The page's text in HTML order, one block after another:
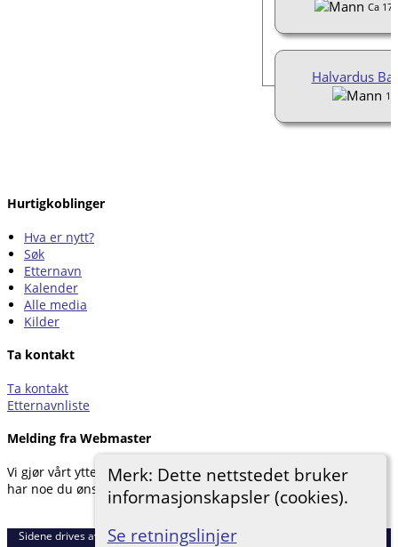
Merk: Dette nettstedet bruker
informasjonskapsler (cookies).
Se retningslinjer
Ca
Halvardus
Hurtigkoblinger
Hva er nytt?
Søk
Etternavn
Kalender
Alle media
Kilder
Ta kontakt
Ta kontakt
Etternavnliste
Melding fra Webmaster
Vi gjør vårt ytterste for å dokumentere forskningen vår. Hvis du
har noe du ønsker å legge til, kan du kontakte oss.
Sidene drives av The Next Generation of Genealogy Sitebuilding